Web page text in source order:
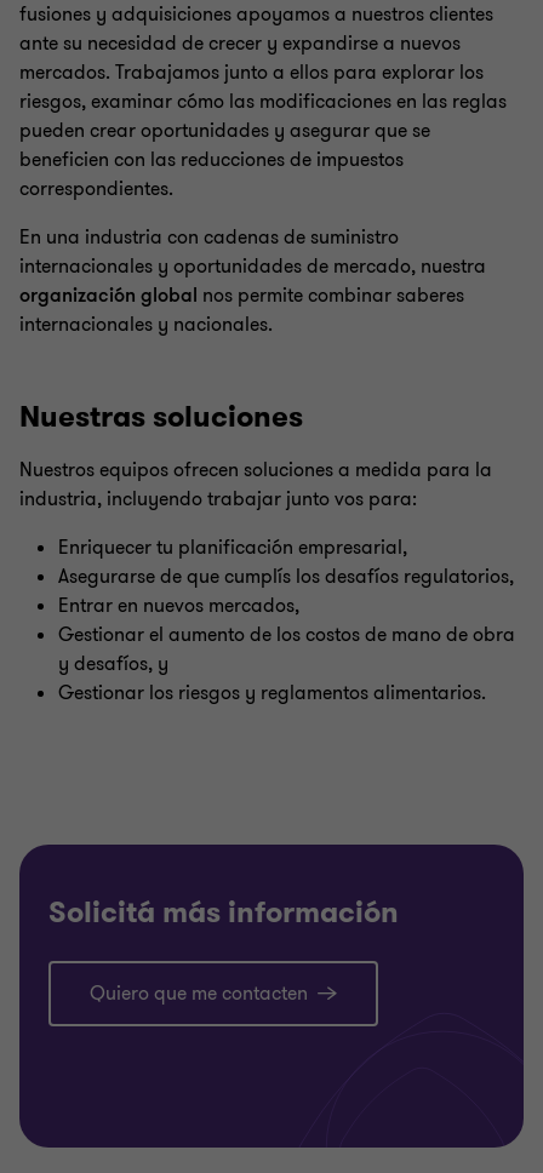
fusiones y adquisiciones apoyamos a nuestros clientes
ante su necesidad de crecer y expandirse a nuevos
mercados. Trabajamos junto a ellos para explorar los
riesgos, examinar cómo las modificaciones en las reglas
pueden crear oportunidades y asegurar que se
beneficien con las reducciones de impuestos
correspondientes.
En una industria con cadenas de suministro
internacionales y oportunidades de mercado, nuestra
organización global nos permite combinar saberes
internacionales y nacionales.
Nuestras soluciones
Nuestros equipos ofrecen soluciones a medida para la
industria, incluyendo trabajar junto vos para:
Enriquecer tu planificación empresarial,
Asegurarse de que cumplís los desafíos regulatorios,
Entrar en nuevos mercados,
Gestionar el aumento de los costos de mano de obra
y desafíos, y
Gestionar los riesgos y reglamentos alimentarios.
Solicitá más información
Quiero que me contacten